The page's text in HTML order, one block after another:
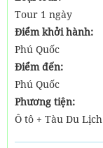
Tour 1 ngày
Điểm khởi hành:
Phú Quốc
Điểm đến:
Phú Quốc
Phương tiện:
Ô tô + Tàu Du Lịch